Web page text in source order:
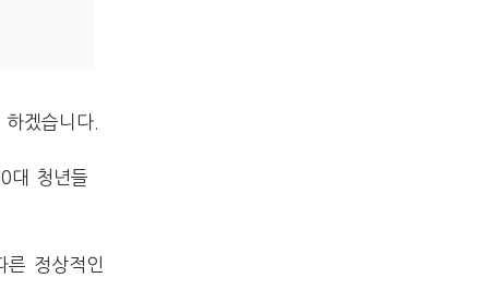
겠습니다.
대 청년들
른 정상적인